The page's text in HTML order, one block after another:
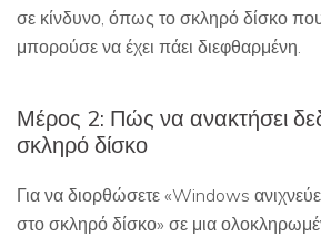
σε κίνδυνο, όπως το σκληρό δίσκο
μπορούσε να έχει πάει διεφθαρμένη.
Μέρος 2: Πώς να ανακτήσει
σκληρό δίσκο
Για να διορθώσετε «Windows
στο σκληρό δίσκο» σε μια